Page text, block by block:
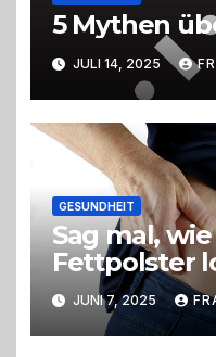
5 Mythen
JULI 14, 2025
GESUNDHEIT
Sag mal,
Fettpolster
OP?
JUNI 7, 2025